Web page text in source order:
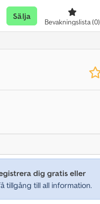
Sälja
Bevakningslista(0)
dig gratis eller
tillgång till all information.